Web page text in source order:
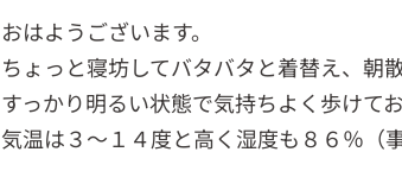
おはようございます。
ちょっと寝坊してバタバタと着替え、朝
すっかり明るい状態で気持ちよく歩けてお
気温は３～１４度と高く湿度も８６％（